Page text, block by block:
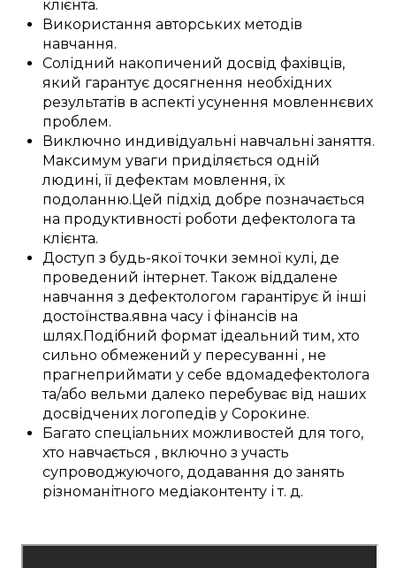
клієнта.
Використання авторських методів
навчання.
Солідний накопичений досвід фахівців,
який гарантує досягнення необхідних
результатів в аспекті усунення мовленнєвих
проблем.
Виключно индивідуальні навчальні заняття.
Максимум уваги приділяється одній
людині, її дефектам мовлення, їх
подоланню.Цей підхід добре позначається
на продуктивності роботи дефектолога та
клієнта.
Доступ з будь-якої точки земної кулі, де
проведений інтернет.Також віддалене
навчання з дефектологом гарантірує й інші
достоїнства.явна часу і фінансів на
шлях.Подібний формат ідеальний тим, хто
сильно обмежений у пересуванні , не
прагнеприймати у себе вдомадефектолога
та/або вельми далеко перебуває від наших
досвідчених логопедів у Сорокине.
Багато спеціальних можливостей длятого,
хто навчається , включно з участь
супроводжуючого, додавання до занять
різноманітного медіаконтенту і т. д.